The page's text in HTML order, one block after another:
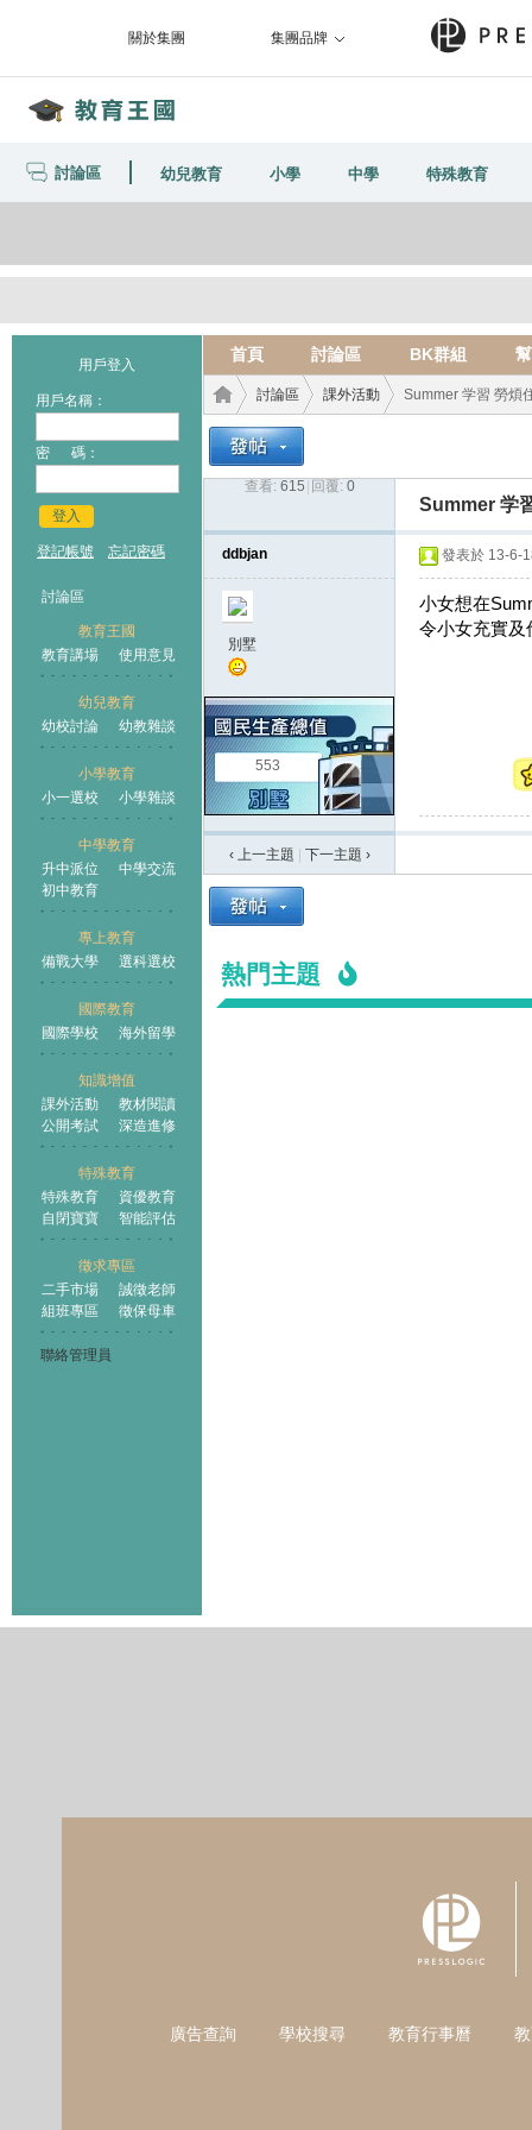
關於集團 集團品牌
討論區 幼兒教育 小學 中學 特殊教育
用戶登入
用戶名稱：
密 碼：
登入
登記帳號 忘記密碼
討論區
教育王國
教育講場
使用意見
幼兒教育
幼校討論
幼教雜談
小學教育
小一選校
小學雜談
中學教育
升中派位
中學交流
初中教育
專上教育
備戰大學
選科選校
國際教育
國際學校
海外留學
知識增值
課外活動
教材閱讀
公開考試
深造進修
特殊教育
特殊教育
資優教育
自閉寶寶
智能評估
徵求專區
二手市場
誠徵老師
組班專區
徵保母車
聯絡管理員
首頁 討論區 BK群組
王國
討論區
›
課外活動 Summer 学習 勞煩
查看: 615 回覆: 0
Summer 学
ddbjan
別墅
553
發表於 13-6-
小女想在
令小女充實及
‹ 上一主題 下一主題 ›
熱門主題
廣告查詢 學校搜尋 教育行事曆